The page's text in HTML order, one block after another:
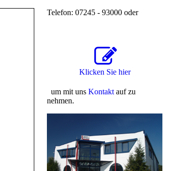
Telefon: 07245 - 93000 oder
Klicken Sie hier
um mit unsKontakt auf zu
nehmen.